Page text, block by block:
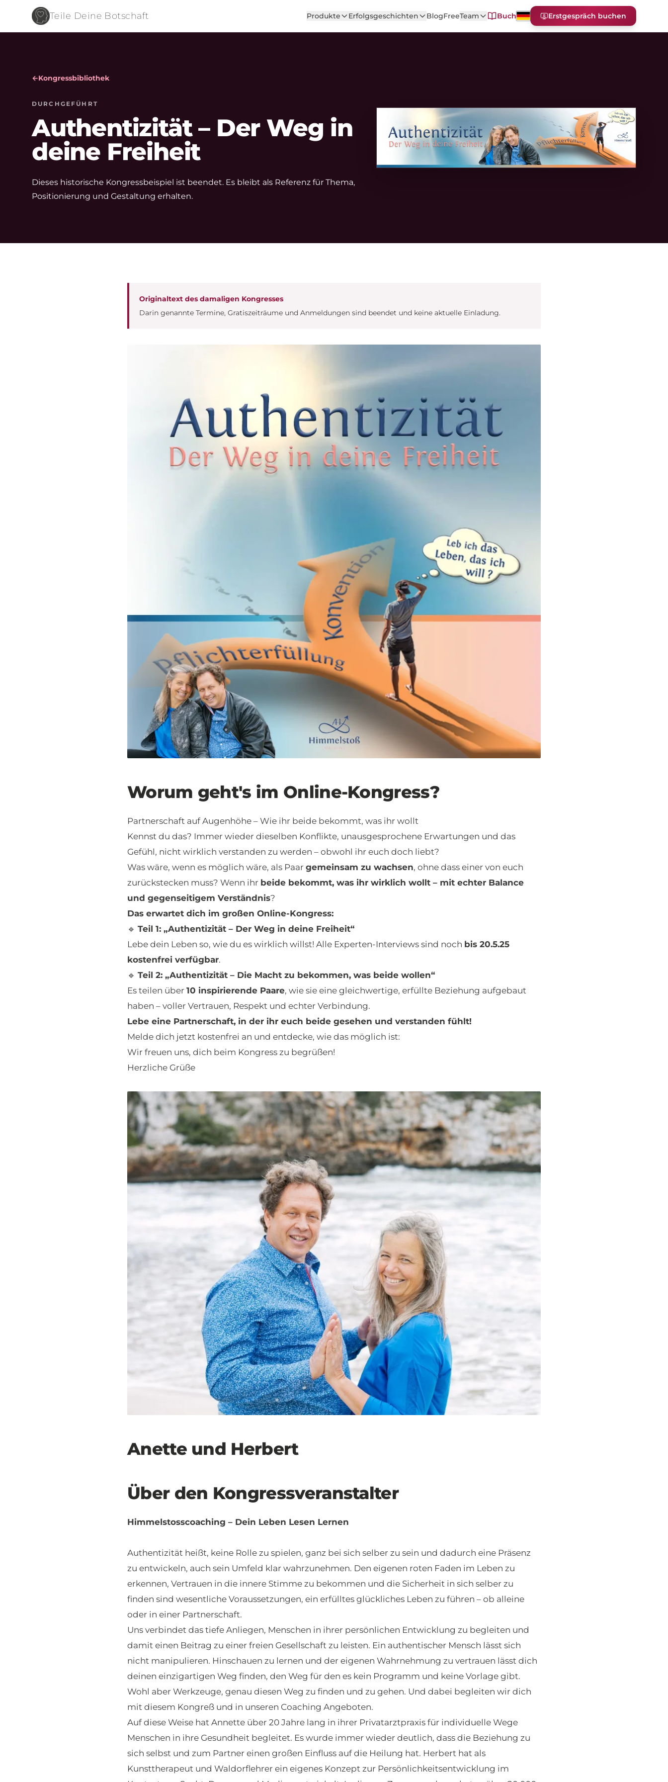
Teile Deine Botschaft Produkte Erfolgsgeschichten BlogFreeTeam Buch Erstgespräch buchen
←Kongressbibliothek
DURCHGEFÜHRT
Authentizität – Der Weg in
deine Freiheit
Dieses historische Kongressbeispiel ist beendet. Es bleibt als Referenz für Thema,
Positionierung und Gestaltung erhalten.
Originaltext des damaligen Kongresses
Darin genannte Termine, Gratiszeiträume und Anmeldungen sind beendet und keine aktuelle Einladung.
Worum geht's im Online-Kongress?
Partnerschaft auf Augenhöhe – Wie ihr beide bekommt, was ihr wollt
Kennst du das? Immer wieder dieselben Konflikte, unausgesprochene Erwartungen und das
Gefühl, nicht wirklich verstanden zu werden – obwohl ihr euch doch liebt?
Was wäre, wenn es möglich wäre, als Paar gemeinsam zu wachsen, ohne dass einer von euch
zurückstecken muss? Wenn ihr beide bekommt, was ihr wirklich wollt – mit echter Balance
und gegenseitigem Verständnis?
Das erwartet dich im großen Online-Kongress:
🔹 Teil 1: „Authentizität – Der Weg in deine Freiheit“
Lebe dein Leben so, wie du es wirklich willst! Alle Experten-Interviews sind noch bis 20.5.25
kostenfrei verfügbar.
🔹 Teil 2: „Authentizität – Die Macht zu bekommen, was beide wollen“
Es teilen über 10 inspirierende Paare, wie sie eine gleichwertige, erfüllte Beziehung aufgebaut
haben – voller Vertrauen, Respekt und echter Verbindung.
Lebe eine Partnerschaft, in der ihr euch beide gesehen und verstanden fühlt!
Melde dich jetzt kostenfrei an und entdecke, wie das möglich ist:
Wir freuen uns, dich beim Kongress zu begrüßen!
Herzliche Grüße
Anette und Herbert
Über den Kongressveranstalter
Himmelstosscoaching – Dein Leben Lesen Lernen
Authentizität heißt, keine Rolle zu spielen, ganz bei sich selber zu sein und dadurch eine Präsenz
zu entwickeln, auch sein Umfeld klar wahrzunehmen. Den eigenen roten Faden im Leben zu
erkennen, Vertrauen in die innere Stimme zu bekommen und die Sicherheit in sich selber zu
finden sind wesentliche Voraussetzungen, ein erfülltes glückliches Leben zu führen – ob alleine
oder in einer Partnerschaft.
Uns verbindet das tiefe Anliegen, Menschen in ihrer persönlichen Entwicklung zu begleiten und
damit einen Beitrag zu einer freien Gesellschaft zu leisten. Ein authentischer Mensch lässt sich
nicht manipulieren. Hinschauen zu lernen und der eigenen Wahrnehmung zu vertrauen lässt dich
deinen einzigartigen Weg finden, den Weg für den es kein Programm und keine Vorlage gibt.
Wohl aber Werkzeuge, genau diesen Weg zu finden und zu gehen. Und dabei begleiten wir dich
mit diesem Kongreß und in unseren Coaching Angeboten.
Auf diese Weise hat Annette über 20 Jahre lang in ihrer Privatarztpraxis für individuelle Wege
Menschen in ihre Gesundheit begleitet. Es wurde immer wieder deutlich, dass die Beziehung zu
sich selbst und zum Partner einen großen Einfluss auf die Heilung hat. Herbert hat als
Kunsttherapeut und Waldorflehrer ein eigenes Konzept zur Persönlichkeitsentwicklung im